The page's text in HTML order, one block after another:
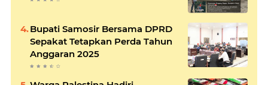
Bupati Samosir Bersama DPRD
Sepakat Tetapkan Perda Tahun
Anggaran 2025